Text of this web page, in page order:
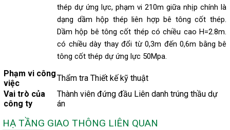
thép dự ứng lực, phạm vi 210m giữa nhịp chính là
dạng dầm hộp thép liên hợp bê tông cốt thép.
Dầm hộp bê tông cốt thép có chiều cao H=2.8m.
có chiều dày thay đổi từ 0,3m đến 0,6m bằng bê
tông cốt thép dự ứng lực 50Mpa.
Phạm vi công
việc
Thẩm tra Thiết kế kỹ thuật
Vai trò của
công ty
Thành viên đứng đầu Liên danh trúng thầu dự
án
HẠ TẦNG GIAO THÔNG LIÊN QUAN